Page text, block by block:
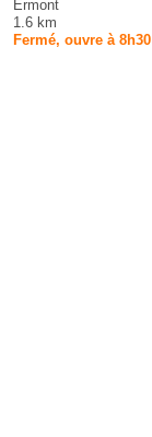
Ermont
1.6 km
Fermé, ouvre à 8h30